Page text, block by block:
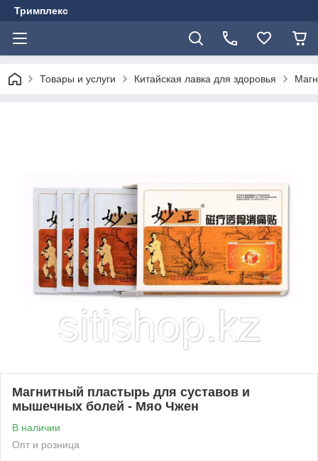
Тримплекс
Товары и услуги Китайская лавка для здоровья
Магнитный пластырь для суставов и
мышечных болей - Мяо Чжен
В наличии
Опт и розница